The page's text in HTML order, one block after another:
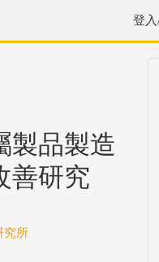
登
製品製造
善研究
究所